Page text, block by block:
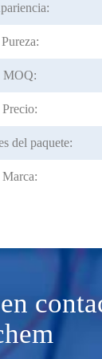
Pureza:
MOQ:
Precio:
del paquete:
Marca: